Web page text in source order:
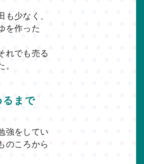
少なく、
を作った
れでも売る
るまで
強をしてい
のころから